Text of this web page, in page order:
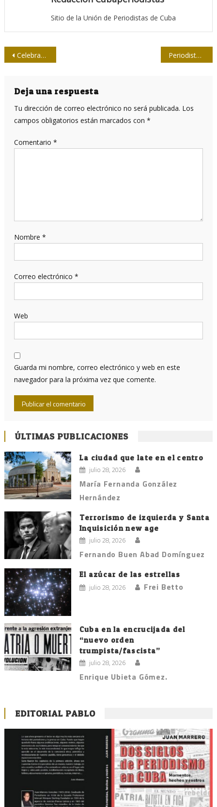
Sitio de la Unión de Periodistas de Cuba
Navegación
entradas
Celebran periodistas cubanos cumpleaños 90 de Fidel Castro Periodistas avileños felicitan a Fidel
Deja una respuesta
Tu dirección de correo electrónico no será publicada. Los
campos obligatorios están marcados con *
Comentario *
Nombre *
Correo electrónico *
Web
Guarda mi nombre, correo electrónico y web en este
navegador para la próxima vez que comente.
ÚLTIMAS PUBLICACIONES
La ciudad que late en el centro
julio 28, 2026
María Fernanda González
Hernández
Terrorismo de izquierda y Santa
Inquisición new age
julio 28, 2026
Fernando Buen Abad Domínguez
El azúcar de las estrellas
julio 28, 2026 Frei Betto
Cuba en la encrucijada del
“nuevo orden
trumpista/fascista”
julio 28, 2026
Enrique Ubieta Gómez.
EDITORIAL PABLO